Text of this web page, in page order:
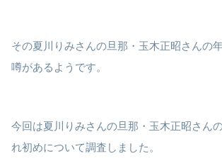
その夏川りみさんの旦那・玉木正昭さんの
噂があるようです。
今回は夏川りみさんの旦那・玉木正昭さん
れ初めについて調査しました。